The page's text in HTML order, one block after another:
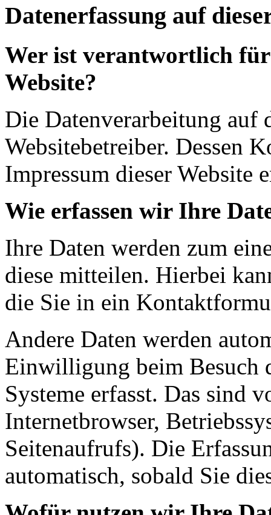
Datenerfassung auf
Wer ist verantwortlich für
Website?
Die Datenverarbeitung auf
Websitebetreiber. Dessen
Impressum dieser Website
Wie erfassen wir Ihre
Ihre Daten werden zum
diese mitteilen. Hierbei
die Sie in ein
Andere Daten werden
Einwilligung beim Besuch
Systeme erfasst. Das sind
Internetbrowser,
Seitenaufrufs). Die
automatisch, sobald Sie